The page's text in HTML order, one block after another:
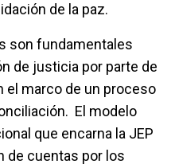
de la paz.
son fundamentales
de justicia por parte de
el marco de un proceso
El modelo
que encarna la JEP
de cuentas por los